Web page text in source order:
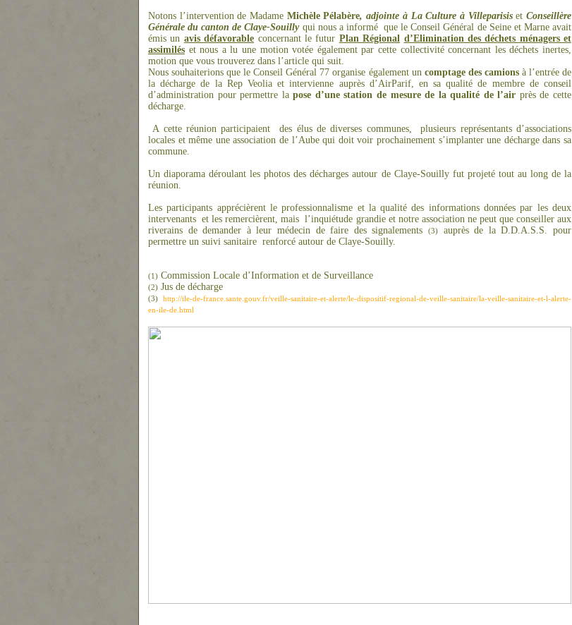
Notons l’intervention de Madame Michèle Pélabère, adjointe à La Culture à VilleparisisetConseillère
Générale du canton de Claye-Souillyqui nous a informé que le Conseil Général de Seine et Marne avait
émis un avis défavorable concernant le futur Plan Régional d’Elimination des déchets ménagers et
assimilés et nous a lu une motion votée également par cette collectivité concernant les déchets inertes,
motion que vous trouverez dans l’article qui suit.
Nous souhaiterions que le Conseil Général 77 organise également un comptage des camionsà l’entrée de
la décharge de la Rep Veolia et intervienne auprès d’AirParif, en sa qualité de membre de conseil
d’administration pour permettre lapose d’une station de mesure de la qualité de l’air près de cette
décharge.
A cette réunion participaient des élus de diverses communes,
plusieurs représentants d’associations
locales et même une association de l’Aube qui doit voir prochainement s’implanter une décharge dans sa
commune.
Un diaporama déroulant les photos des décharges autour de Claye-Souilly fut projeté tout au long de la
réunion.
Les participants apprécièrent le professionnalisme et la qualité des informations données par les deux
intervenants et les remercièrent, mais l’inquiétude grandie et notre association ne peut que conseiller aux
riverains de demander à leur médecin de faire des signalements
(3)
auprès de la D.D.A.S.S. pour
permettre un suivi sanitaire renforcé autour de Claye-Souilly.
(1) Commission Locale d’Information et de Surveillance
(2) Jus de décharge
(3)
http://ile-de-france.sante.gouv.fr/veille-sanitaire-et-alerte/le-dispositif-regional-de-veille-sanitaire/la-veille-sanitaire-et-l-alerte-
en-ile-de.html